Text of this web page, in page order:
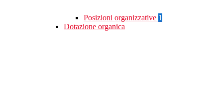
Posizioni organizzative 1
Dotazione organica